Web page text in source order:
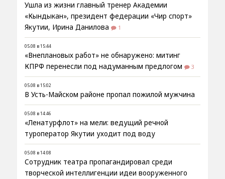
Ушла из жизни главный тренер Академии
«Кындыкан», президент федерации «Чир спорт»
Якутии, Ирина Данилова
1
05.08 в 15:44
«Внеплановых работ» не обнаружено: митинг
КПРФ перенесли под надуманным предлогом
3
05.08 в 15:02
В Усть-Майском районе пропал пожилой мужчина
05.08 в 14:46
«Ленатурфлот» на мели: ведущий речной
туроператор Якутии уходит под воду
05.08 в 14:08
Сотрудник театра пропагандировал среди
творческой интеллигенции идеи вооруженного